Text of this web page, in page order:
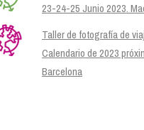
23-24-25 Junio 2023.
Taller de fotografía de
Calendario de 2023
Barcelona